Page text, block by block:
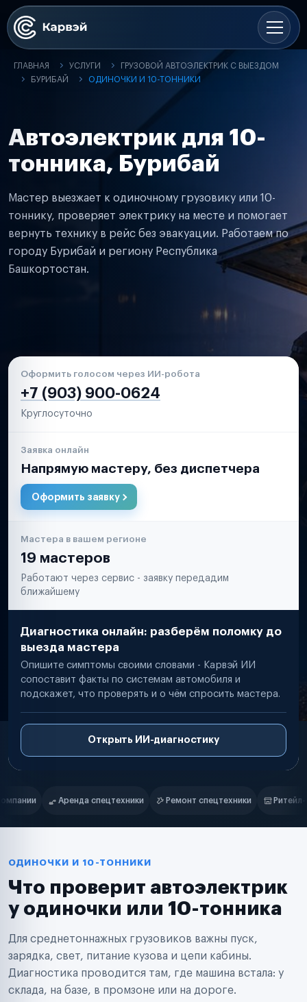
ГЛАВНАЯ УСЛУГИ
ГРУЗОВОЙ АВТОЭЛЕКТРИК С ВЫЕЗДОМ
БУРИБАЙ
ОДИНОЧКИ И 10-ТОННИКИ
Автоэлектрик для 10-
тонника, Бурибай
Мастер выезжает к одиночному грузовику или 10-
тоннику, проверяет электрику на месте и помогает
вернуть технику в рейс без эвакуации. Работаем по
городу Бурибай и региону Республика
Башкортостан.
Оформить голосом через ИИ-робота
+7 (903) 900-0624
Круглосуточно
Заявка онлайн
Напрямую мастеру, без диспетчера
Оформить заявку
Мастера в вашем регионе
19 мастеров
Работают через сервис - заявку передадим
ближайшему
Диагностика онлайн: разберём поломку до
выезда мастера
Опишите симптомы своими словами - Карвэй ИИ
сопоставит факты по системам автомобиля и
подскажет, что проверять и о чём спросить мастера.
Открыть ИИ-диагностику
Нам доверяют
Ремонт спецтехники Ритейл-сети Управляющие компании
Маркетплейсы
Таксопарки
Автодилеры
Поставщики запчастей
Аренда спецтехники
Ремонт спецтехники
Ритейл-сети
Управляющие компании
Страховые компании
ОДИНОЧКИ И 10-ТОННИКИ
Что проверит автоэлектрик
у одиночки или 10-тонника
Для среднетоннажных грузовиков важны пуск,
зарядка, свет, питание кузова и цепи кабины.
Диагностика проводится там, где машина встала: у
склада, на базе, в промзоне или на дороге.